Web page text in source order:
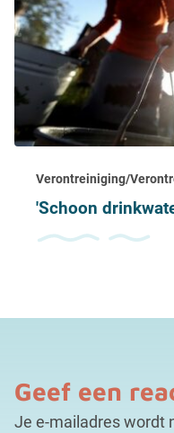
Verontreiniging/
'Schoon
Geef een
Je e-mailadres wordt